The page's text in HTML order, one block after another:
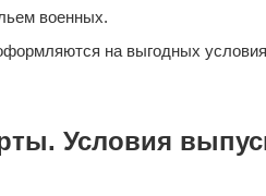
военных.
на выгодных
Условия